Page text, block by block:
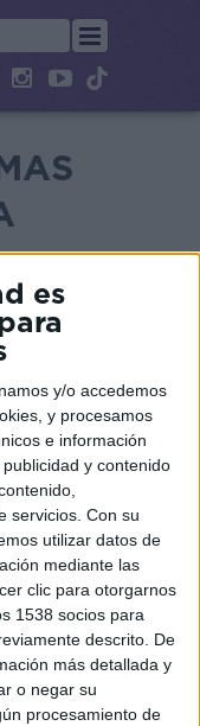
es
y/o accedemos
y procesamos
e información
y contenido
servicios. Con su
utilizar datos de
mediante las
clic para otorgarnos
1538 socios para
descrito. De
más detallada y
o negar su
procesamiento de
de un
Cindy